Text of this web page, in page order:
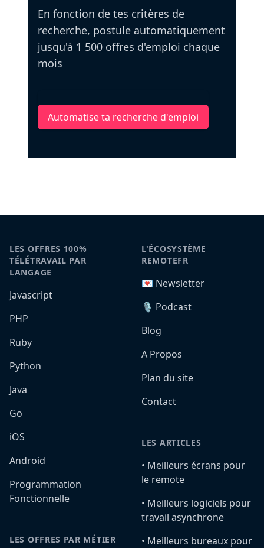
En fonction de tes critères de
recherche, postule automatiquement
jusqu'à 1 500 offres d'emploi chaque
mois
Automatise ta recherche d'emploi
LES OFFRES 100%
TÉLÉTRAVAIL PAR
LANGAGE
Javascript
PHP
Ruby
Python
Java
Go
iOS
Android
Programmation
Fonctionnelle
LES OFFRES PAR MÉTIER
L'ÉCOSYSTÈME
REMOTEFR
💌 Newsletter
🎙️ Podcast
Blog
A Propos
Plan du site
Contact
LES ARTICLES
•️ Meilleurs écrans pour
le remote
•️ Meilleurs logiciels pour
travail asynchrone
•️ Meilleurs bureaux pour